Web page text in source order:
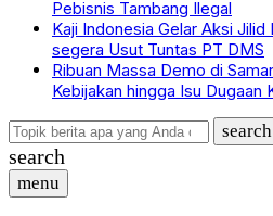
Pebisnis Tambang Ilegal
Kaji Indonesia Gelar Aksi
segera Usut Tuntas PT DMS
Ribuan Massa Demo di
Kebijakan hingga Isu Dugaan
search
search
menu